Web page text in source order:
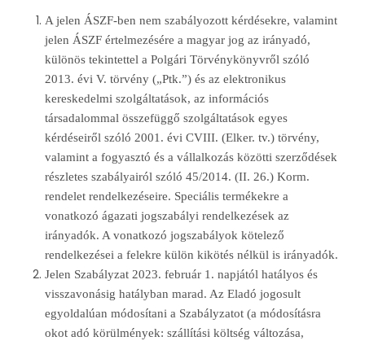
A jelen ÁSZF-ben nem szabályozott kérdésekre, valamint
jelen ÁSZF értelmezésére a magyar jog az irányadó,
különös tekintettel a Polgári Törvénykönyvről szóló
2013. évi V. törvény („Ptk.”) és az elektronikus
kereskedelmi szolgáltatások, az információs
társadalommal összefüggő szolgáltatások egyes
kérdéseiről szóló 2001. évi CVIII. (Elker. tv.) törvény,
valamint a fogyasztó és a vállalkozás közötti szerződések
részletes szabályairól szóló 45/2014. (II. 26.) Korm.
rendelet rendelkezéseire. Speciális termékekre a
vonatkozó ágazati jogszabályi rendelkezések az
irányadók. A vonatkozó jogszabályok kötelező
rendelkezései a felekre külön kikötés nélkül is irányadók.
Jelen Szabályzat 2023. február 1. napjától hatályos és
visszavonásig hatályban marad. Az Eladó jogosult
egyoldalúan módosítani a Szabályzatot (a módosításra
okot adó körülmények: szállítási költség változása,